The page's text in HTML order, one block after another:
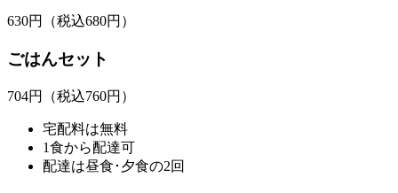
630円 （税込680円）
ごはんセット
704円 （税込760円）
宅配料は無料
1食から配達可
配達は昼食･夕食の2回